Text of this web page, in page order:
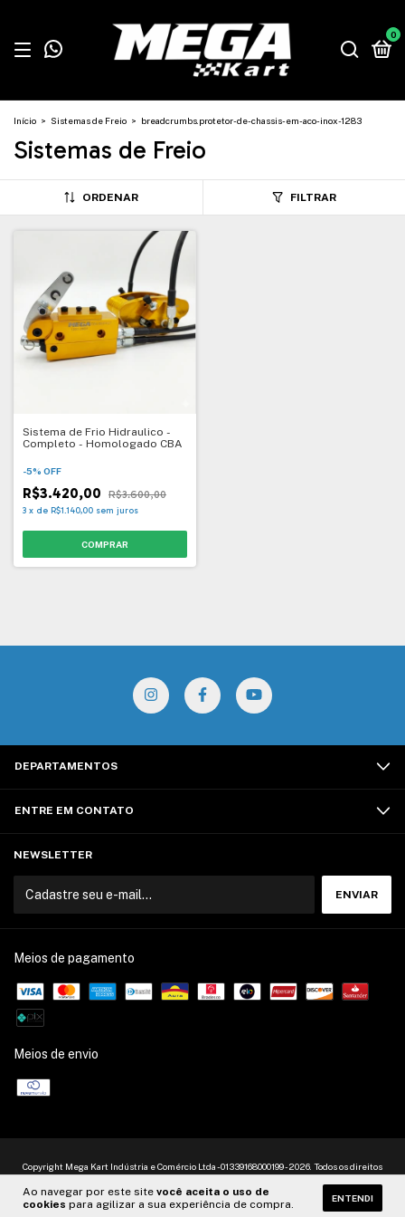
0
Ao navegar por este site você aceita o uso de
cookies para agilizar a sua experiência de compra. ENTENDI
Início > Sistemas de Freio > breadcrumbs.protetor-de-chassis-em-aco-inox-1283
Sistemas de Freio
ORDENAR FILTRAR
Sistema de Frio Hidraulico -
Completo - Homologado CBA
-5% OFF
R$3.420,00 R$3.600,00
3 x de R$1.140,00 sem juros
DEPARTAMENTOS
ENTRE EM CONTATO
NEWSLETTER
Meios de pagamento
Meios de envio
Copyright Mega Kart Indústria e Comércio Ltda - 01339168000199 - 2026. Todos os direitos
reservados.